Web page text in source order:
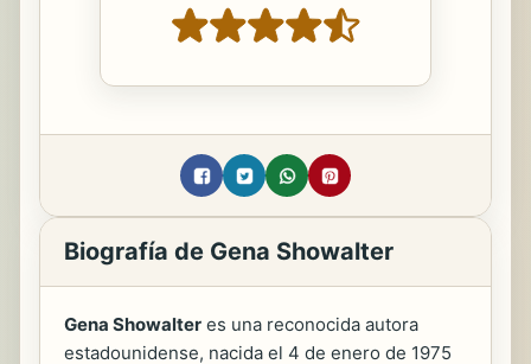
Biografía de Gena Showalter
Gena Showalter es una reconocida autora
estadounidense, nacida el 4 de enero de 1975